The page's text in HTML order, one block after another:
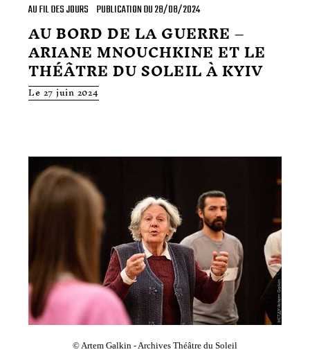
AU FIL DES JOURS PUBLICATION DU 28/08/2024
AU BORD DE LA GUERRE –
ARIANE MNOUCHKINE ET LE
THÉÂTRE DU SOLEIL À KYIV
Le 27 juin 2024
© Artem Galkin - Archives Théâtre du Soleil